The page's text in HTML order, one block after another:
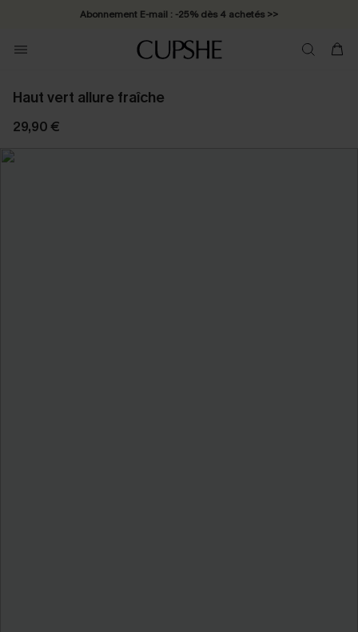
Abonnement E-mail : -25% dès 4 achetés >>
Haut vert allure fraîche
29,90 €